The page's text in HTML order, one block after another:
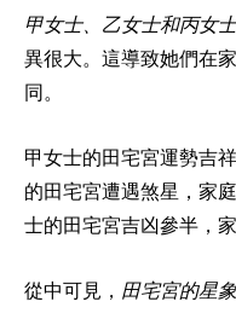
甲女士、乙女士和丙女
異很大。這導致她們在
同。
甲女士的田宅宮運勢吉
的田宅宮遭遇煞星，家
士的田宅宮吉凶參半，
從中可見， 田宅宮的星象